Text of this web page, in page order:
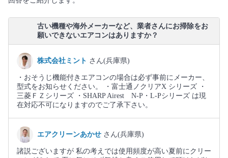
古い機種や海外メーカーなど、業者さんにお掃除をお
願いできないエアコンはありますか？
株式会社ミント さん(兵庫県)
・おそうじ機能付きエアコンの場合は必ず事前にメーカー、
型式をお知らせください。 ・富士通ノクリアX シリーズ ・
三菱ＦＺシリーズ ・SHARP Airest N-P・L-Pシリーズ は現
在対応不可になりますのでご了承下さい。
エアクリーンあかせ さん(兵庫県)
諸説ございますが 私の考えでは使用頻度が高い夏前にクリー